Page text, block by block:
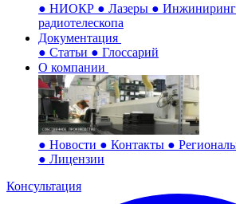
● НИОКР ● Лазеры ● Инжиниринг
радиотелескопа
Документация
● Статьи ● Глоссарий
О компании
● Новости ● Контакты ●
● Лицензии
Консультация